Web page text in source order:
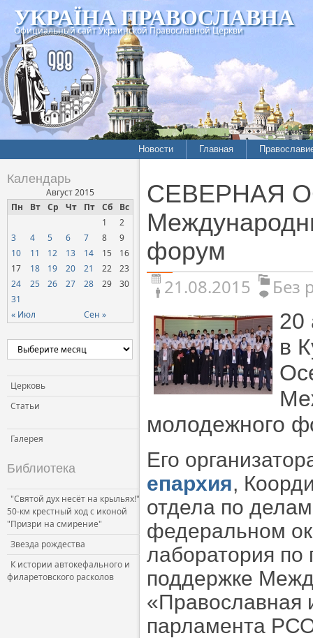
УКРАЇНА ПРАВОСЛАВНА
Официальный сайт Украинской Православной Церкви
Новости Главная
Календарь
Август 2015
Пн
Вт Ср Чт Пт Сб Вс
« Июл Сен »
1
2
3
4 5 6 7 8
9
10
11 12 13 14 15
16
17
18 19 20 21 22
23
24
25 26 27 28 29
30
31
Церковь
Статьи
Галерея
Библиотека
"Святой дух несёт на крыльях!"
50-км крестный ход с иконой
"Призри на смирение"
Звезда рождества
К истории автокефального и
филаретовского расколов
СЕВЕРНАЯ
форум
21.08.2015 Без
20
в
молодежного
Его
епархия,
отдела по
федеральном
лаборатория по
поддержке
«Православная
парламента